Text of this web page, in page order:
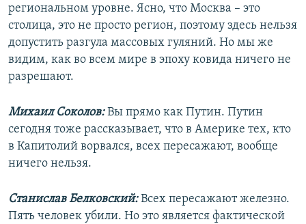
региональном уровне. Ясно, что Москва – это
столица, это не просто регион, поэтому здесь нельзя
допустить разгула массовых гуляний. Но мы же
видим, как во всем мире в эпоху ковида ничего не
разрешают.
Михаил Соколов:Вы прямо как Путин. Путин
сегодня тоже рассказывает, что в Америке тех, кто
в Капитолий ворвался, всех пересажают, вообще
ничего нельзя.
Станислав Белковский:Всех пересажают железно.
Пять человек убили. Но это является фактической